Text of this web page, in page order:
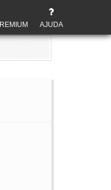
AJUDA